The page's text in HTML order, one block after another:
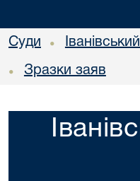
Суди •
• Зразки заяв